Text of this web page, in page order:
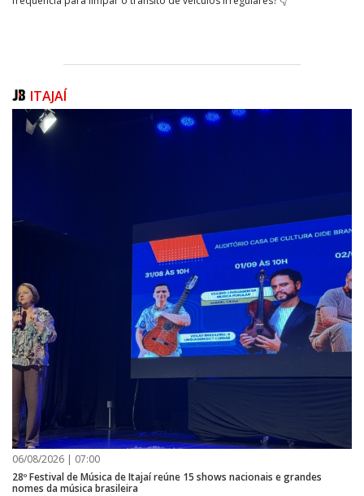
ITAJAÍ
06/08/2026 | 07:00
28º Festival de Música de Itajaí reúne 15 shows nacionais e grandes
nomes da música brasileira